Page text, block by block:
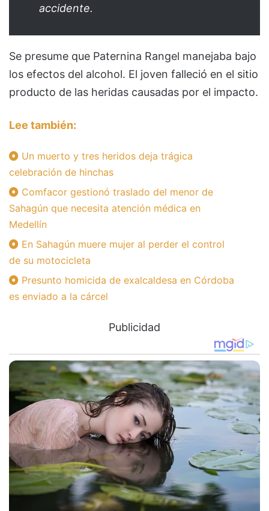
accidente.
Se presume que Paternina Rangel manejaba bajo
los efectos del alcohol. El joven falleció en el sitio
producto de las heridas causadas por el impacto.
Lee también:
Un muerto y tres heridos deja trágica
celebración de hinchas
Comfacor gestionó traslado del menor de
Sahagún que necesita atención médica en
Medellín
En Sahagún muere mujer al perder el control
de su motocicleta
Presunto homicida de exalcaldesa en Córdoba
es enviado a la cárcel
Publicidad